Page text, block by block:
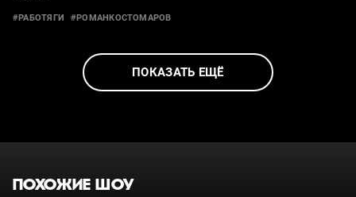
#РАБОТЯГИ #РОМАНКОСТОМАРОВ
ПОКАЗАТЬ ЕЩЁ
ПОХОЖИЕ ШОУ